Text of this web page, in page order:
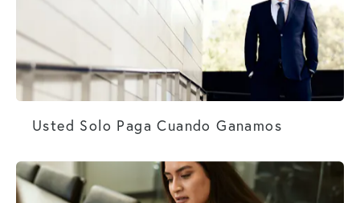
Usted Solo Paga Cuando Ganamos